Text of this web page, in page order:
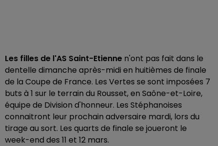
Les filles de l'AS Saint-Etienne n'ont pas fait dans le
dentelle dimanche après-midi en huitièmes de finale
de la Coupe de France. Les Vertes se sont imposées 7
buts à 1 sur le terrain du Rousset, en Saône-et-Loire,
équipe de Division d'honneur. Les Stéphanoises
connaitront leur prochain adversaire mardi, lors du
tirage au sort. Les quarts de finale se joueront le
week-end des 11 et 12 mars.